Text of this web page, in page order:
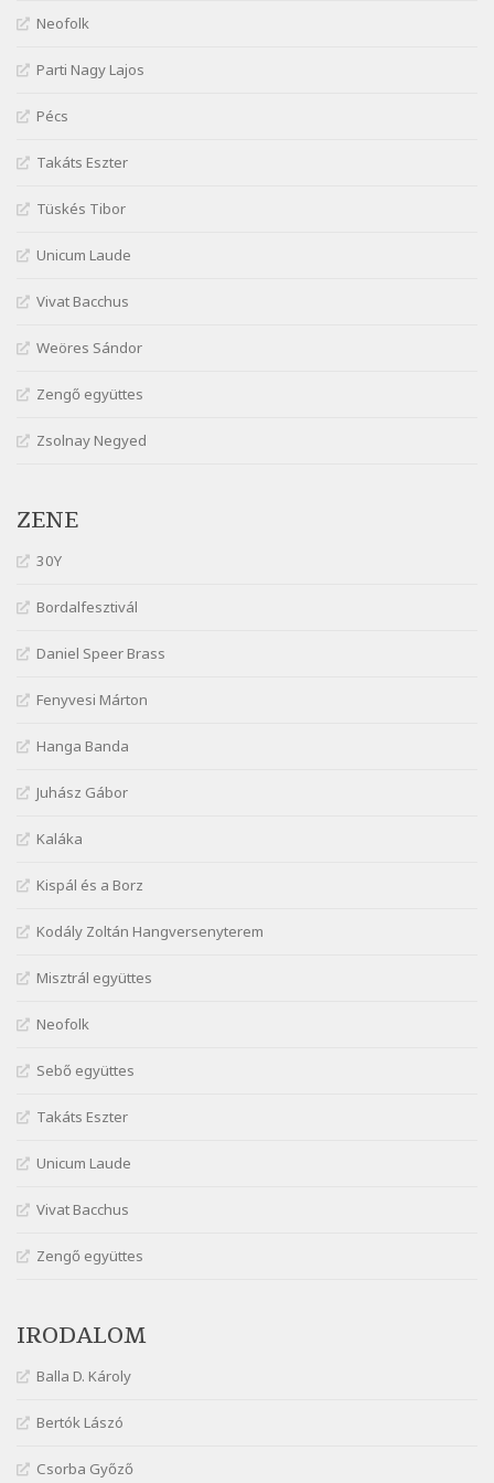
József Attila: Mióta elmentél
József Attila: Ne bántsda gyönge nőt
Szélkiáltó
Szélkiáltó
József Attila: Szerelmesvers
József Attila: Tószunnyadó
Szélkiáltó
József Attila: Virágos
Szélkiáltó
Szélkiáltó
Szélkiáltó
Kiss Benedek: Vonatozó
Kiss Dénes: Kerékpár
Szélkiáltó
Márai Sándor: A fehér erdő
Szélkiáltó
Márai Sándor: A világ füst
Márai Sándor: Ámen
Szélkiáltó
Szélkiáltó
Márai Sándor: Dalocska
Márai Sándor: Együgyű vers gyorsvonatban
Szélkiáltó
Szélkiáltó
Márai Sándor: Hol vagyok?
Szélkiáltó
Márai Sándor: Ujjgyakorlat 8
Márai Sándor: Zsoltár
Neofolk
Parti Nagy Lajos
Pécs
Takáts Eszter
Tüskés Tibor
Unicum Laude
Vivat Bacchus
Weöres Sándor
Zengő együttes
Zsolnay Negyed
ZENE
30Y
Bordalfesztivál
Daniel Speer Brass
Fenyvesi Márton
Hanga Banda
Juhász Gábor
Kaláka
Kispál és a Borz
Kodály Zoltán Hangversenyterem
Misztrál együttes
Neofolk
Sebő együttes
Takáts Eszter
Unicum Laude
Vivat Bacchus
Zengő együttes
IRODALOM
Balla D. Károly
Bertók Lászó
Csorba Győző